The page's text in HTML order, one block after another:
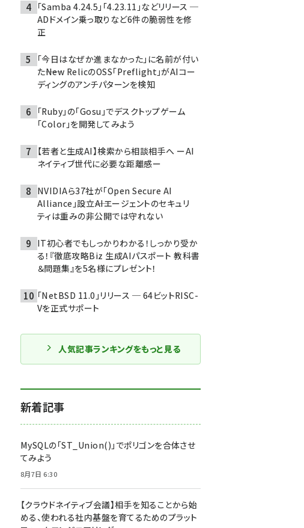
「Samba 4.24.5」「4.23.11」などリリース ─
ADドメイン乗っ取りなど6件の脆弱性を修
正
「今日はなぜか進まなかった」に名前が付い
た――New RelicのOSS「Preflight」がAIコー
ディングのアンチパターンを検知
「Ruby」の「Gosu」でデスクトップゲーム
「Color」を開発してみよう
【若者と生成AI】検索から相談相手へ ーAI
ネイティブ世代に必要な距離感ー
NVIDIAら37社が「Open Secure AI
Alliance」設立――AIエージェントのセキュリ
ティは重みの非公開では守れない
IT初心者でもしっかりわかる！しっかり受か
る！『徹底攻略Biz 生成AIパスポート 教科書
＆問題集』を5名様にプレゼント！
「NetBSD 11.0」リリース ─ 64ビットRISC-
Vを正式サポート
人気記事ランキングをもっと見る
新着記事
MySQLの「ST_Union()」でポリゴンを合体させ
てみよう
8月7日 6:30
【クラウドネイティブ会議】相手を知ることから始
める、使われる社内基盤を育てるためのプラット